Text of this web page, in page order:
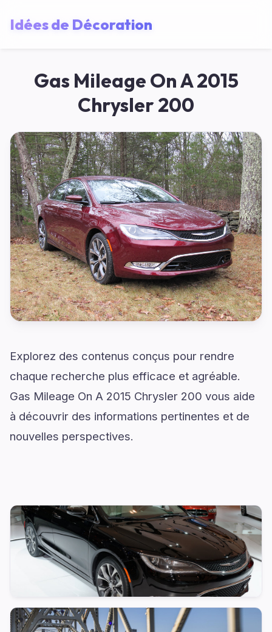
Idées de Décoration
Gas Mileage On A 2015
Chrysler 200
Explorez des contenus conçus pour rendre
chaque recherche plus efficace et agréable.
Gas Mileage On A 2015 Chrysler 200 vous aide
à découvrir des informations pertinentes et de
nouvelles perspectives.